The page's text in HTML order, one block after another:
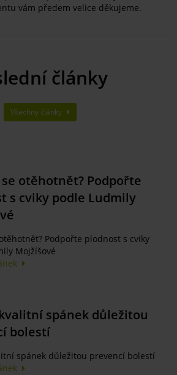
vám předem velice děkujeme.
články
Všechny články
otěhotnět? Podpořte
s cviky podle Ludmily
Podpořte plodnost s cviky
Mojžíšové
spánek důležitou
bolestí
spánek důležitou prevencí bolestí